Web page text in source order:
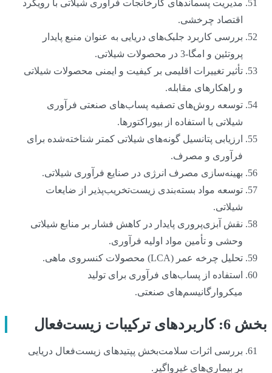
مدیریت پسماندهای کارخانجات فرآوری شیلاتی با رویکرد
اقتصاد چرخشی.
بررسی کاربرد جلبک‌های دریایی به عنوان منبع پایدار
پروتئین و امگا-3 در محصولات شیلاتی.
تأثیر تغییرات اقلیمی بر کیفیت و ایمنی محصولات شیلاتی
و راهکارهای مقابله.
توسعه روش‌های تصفیه پساب‌های صنعتی فرآوری
شیلاتی با استفاده از بیوراکتورها.
ارزیابی پتانسیل گونه‌های شیلاتی کمتر شناخته‌شده برای
فرآوری و مصرف.
بهینه‌سازی مصرف انرژی در صنایع فرآوری شیلاتی.
توسعه مواد بسته‌بندی زیست‌تخریب‌پذیر از ضایعات
شیلاتی.
نقش آبزی‌پروری پایدار در کاهش فشار بر منابع شیلاتی
وحشی و تأمین مواد اولیه فرآوری.
تحلیل چرخه عمر (LCA) محصولات کنسروی ماهی.
استفاده از پساب‌های فرآوری برای تولید
میکروارگانیسم‌های صنعتی.
بخش 6: کاربردهای ترکیبات زیست‌فعال
بررسی اثرات سلامت‌بخش پپتیدهای زیست‌فعال دریایی
بر بیماری‌های غیرواگیر.